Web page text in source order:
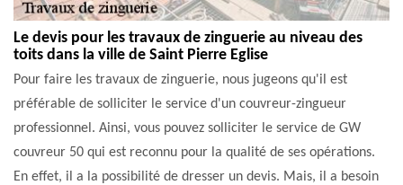
Le devis pour les travaux de zinguerie au niveau des
toits dans la ville de Saint Pierre Eglise
Pour faire les travaux de zinguerie, nous jugeons qu'il est
préférable de solliciter le service d'un couvreur-zingueur
professionnel. Ainsi, vous pouvez solliciter le service de GW
couvreur 50 qui est reconnu pour la qualité de ses opérations.
En effet, il a la possibilité de dresser un devis. Mais, il a besoin